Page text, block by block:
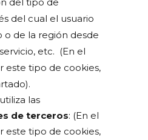
del cual el usuario
o de la región desde
etc. (En el
este tipo de cookies,
las
de terceros: (En el
este tipo de cookies,